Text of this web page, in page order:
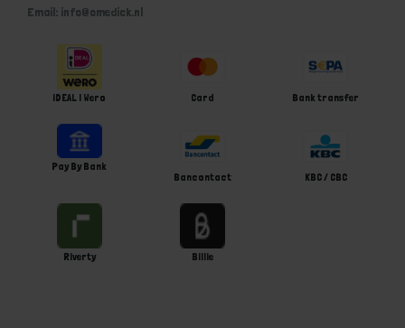
Email: info@omedick.nl
iDEAL | Wero Card Bank transfer
Pay By Bank
Bancontact
KBC / CBC
Riverty Billie